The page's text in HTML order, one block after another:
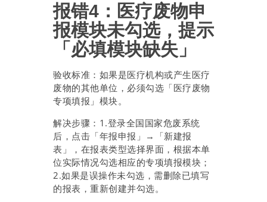
报错4：医疗废物申
报模块未勾选，提示
「必填模块缺失」
验收标准：如果是医疗机构或产生医疗
废物的其他单位，必须勾选「医疗废物
专项填报」模块。
解决步骤：1.登录全国国家危废系统
后，点击「年报申报」→「新建报
表」，在报表类型选择界面，根据本单
位实际情况勾选相应的专项填报模块；
2.如果是误操作未勾选，需删除已填写
的报表，重新创建并勾选。